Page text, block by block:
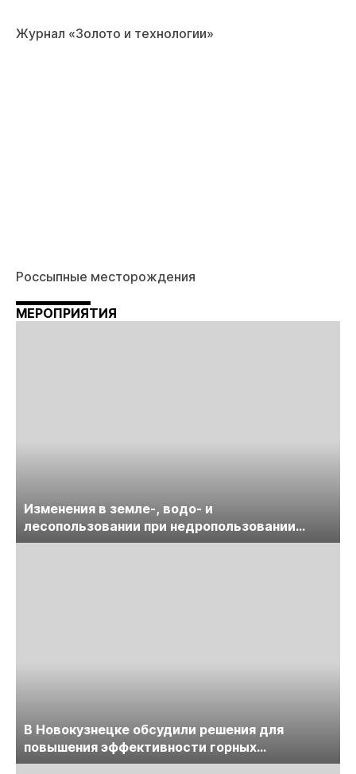
Журнал «Золото и технологии»
Россыпные месторождения
МЕРОПРИЯТИЯ
Изменения в земле-, водо- и
лесопользовании при недропользовании
обсудят на семинаре «ПравоТЭК»
В Новокузнецке обсудили решения для
повышения эффективности горных
предприятий